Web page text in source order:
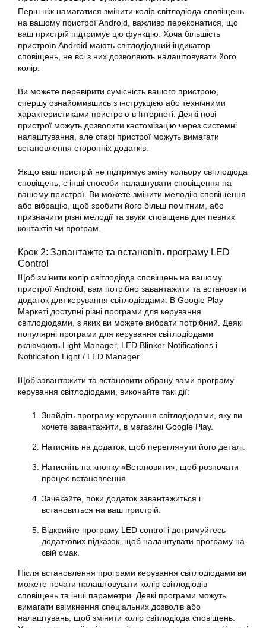
Перш ніж намагатися змінити колір світлодіода сповіщень
на вашому пристрої Android, важливо переконатися, що
ваш пристрій підтримує цю функцію. Хоча більшість
пристроїв Android мають світлодіодний індикатор
сповіщень, не всі з них дозволяють налаштовувати його
колір.
Ви можете перевірити сумісність вашого пристрою,
спершу ознайомившись з інструкцією або технічними
характеристиками пристрою в Інтернеті. Деякі нові
пристрої можуть дозволити кастомізацію через системні
налаштування, але старі пристрої можуть вимагати
встановлення сторонніх додатків.
Якщо ваш пристрій не підтримує зміну кольору світлодіода
сповіщень, є інші способи налаштувати сповіщення на
вашому пристрої. Ви можете змінити мелодію сповіщення
або вібрацію, щоб зробити його більш помітним, або
призначити різні мелодії та звуки сповіщень для певних
контактів чи програм.
Крок 2: Завантажте та встановіть програму LED
Control
Щоб змінити колір світлодіода сповіщень на вашому
пристрої Android, вам потрібно завантажити та встановити
додаток для керування світлодіодами. В Google Play
Маркеті доступні різні програми для керування
світлодіодами, з яких ви можете вибрати потрібний. Деякі
популярні програми для керування світлодіодами
включають Light Manager, LED Blinker Notifications і
Notification Light / LED Manager.
Щоб завантажити та встановити обрану вами програму
керування світлодіодами, виконайте такі дії:
Знайдіть програму керування світлодіодами, яку ви
хочете завантажити, в магазині Google Play.
Натисніть на додаток, щоб переглянути його деталі.
Натисніть на кнопку «Встановити», щоб розпочати
процес встановлення.
Зачекайте, поки додаток завантажиться і
встановиться на ваш пристрій.
Відкрийте програму LED control і дотримуйтесь
додаткових підказок, щоб налаштувати програму на
свій смак.
Після встановлення програми керування світлодіодами ви
можете почати налаштовувати колір світлодіодів
сповіщень та інші параметри. Деякі програми можуть
вимагати ввімкнення спеціальних дозволів або
налаштувань, щоб змінити колір світлодіода сповіщень.